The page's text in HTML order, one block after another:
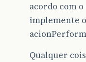
acordo com
implemente
Qualquer